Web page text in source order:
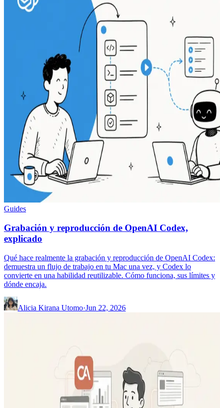
Guides
Grabación y reproducción de OpenAI Codex,
explicado
Qué hace realmente la grabación y reproducción de OpenAI Codex:
demuestra un flujo de trabajo en tu Mac una vez, y Codex lo
convierte en una habilidad reutilizable. Cómo funciona, sus límites y
dónde encaja.
Alicia Kirana Utomo·Jun 22, 2026